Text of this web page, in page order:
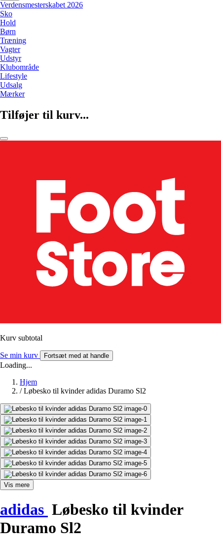
Verdensmesterskabet 2026
Sko
Hold
Børn
Træning
Vagter
Udstyr
Klubområde
Lifestyle
Udsalg
Mærker
Tilføjer til kurv...
Kurv subtotal
Se min kurv Fortsæt med at handle
Loading...
Hjem
/ Løbesko til kvinder adidas Duramo Sl2
Vis mere
adidas Løbesko til kvinder
Duramo Sl2